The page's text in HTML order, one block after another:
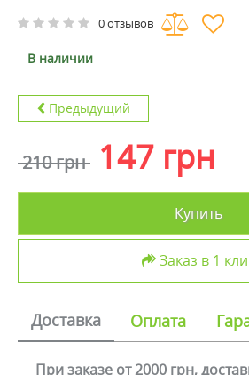
0 отзывов
В наличии
Предыдущий
210 грн 147 грн
Купить
Заказ в 1
Доставка Оплата
При заказе от 2000 грн,